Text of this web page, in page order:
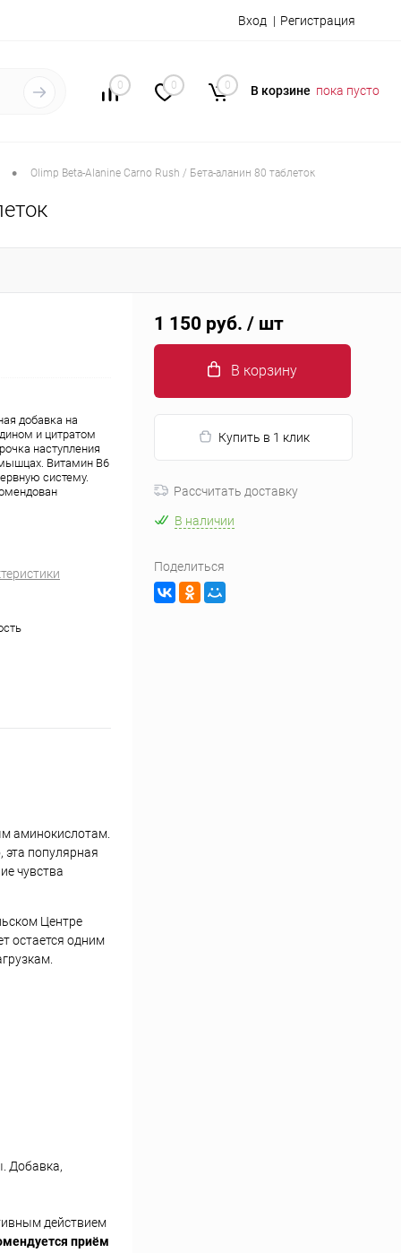
Вход Регистрация
0 0 0 В корзине пока пусто
• Olimp Beta-Alanine Carno Rush / Бета-аланин 80 таблеток
добавка на
и цитратом
наступления
Витамин B6
систему.
аминокислотам.
эта популярная
чувства
Центре
остается одним
Добавка,
действием
приём
1 150 руб. / шт
В корзину
Купить в 1 клик
Рассчитать доставку
В наличии
Поделиться